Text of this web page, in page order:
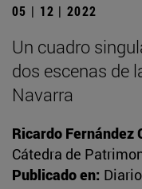
05 | 12 | 2022
Un cuadro
dos escenas de
Navarra
Ricardo Fernández
Cátedra de
Publicado en: